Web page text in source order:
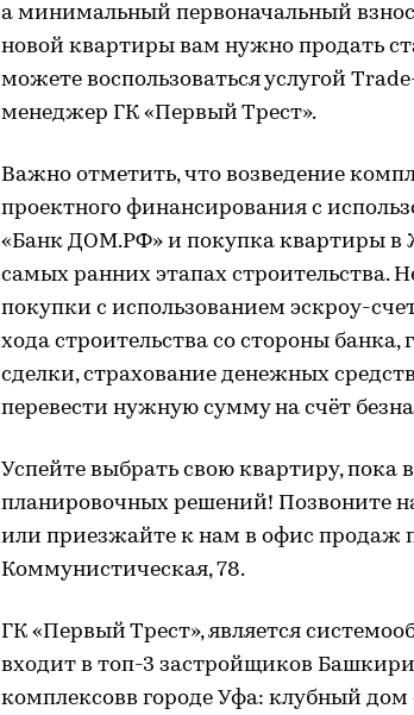
а минимальный первоначальный
новой квартиры вам нужно продать
можете воспользоваться услугой
менеджер ГК «Первый Трест».
Важно отметить, что возведение
проектного финансирования с
«Банк ДОМ.РФ» и покупка квартиры в
самых ранних этапах
покупки с использованием эскроу-
хода строительства со стороны
сделки, страхование денежных
перевести нужную сумму на счёт
Успейте выбрать свою квартиру,
планировочных решений! Позвоните
или приезжайте к нам в офис продаж
Коммунистическая, 78.
ГК «Первый Трест», является
входит в топ-3 застройщиков
комплексовв городе Уфа: клубный